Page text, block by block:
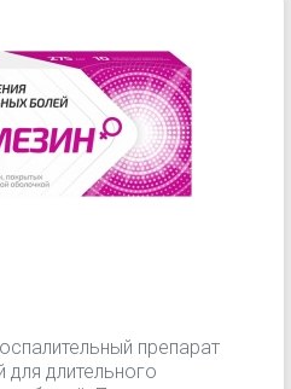
препарат
длительного